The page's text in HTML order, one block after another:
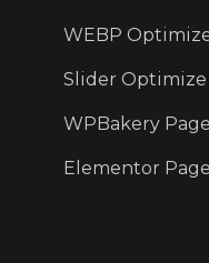
WEBP
Slider Optimize
WPBakery
Elementor